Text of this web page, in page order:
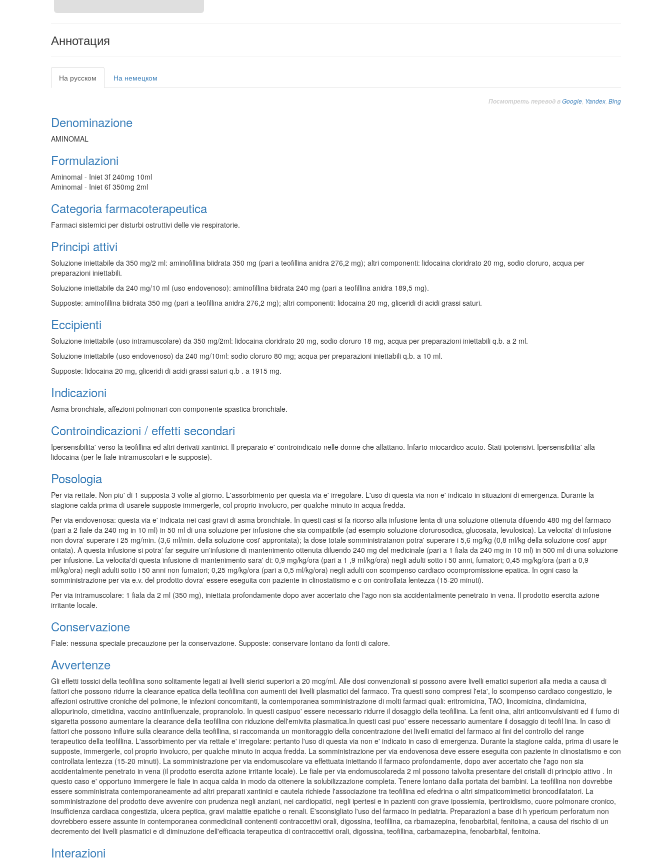
Аннотация
На русском На немецком
Посмотреть перевод вGoogle Yandex Bing
Denominazione
AMINOMAL
Formulazioni
Aminomal - Iniet 3f 240mg 10ml
Aminomal - Iniet 6f 350mg 2ml
Categoria farmacoterapeutica
Farmaci sistemici per disturbi ostruttivi delle vie respiratorie.
Principi attivi
Soluzione iniettabile da 350 mg/2 ml: aminofillina biidrata 350 mg (pari a teofillina anidra 276,2 mg); altri componenti: lidocaina cloridrato 20 mg, sodio cloruro, acqua per
preparazioni iniettabili.
Soluzione iniettabile da 240 mg/10 ml (uso endovenoso): aminofillina biidrata 240 mg (pari a teofillina anidra 189,5 mg).
Supposte: aminofillina biidrata 350 mg (pari a teofillina anidra 276,2 mg); altri componenti: lidocaina 20 mg, gliceridi di acidi grassi saturi.
Eccipienti
Soluzione iniettabile (uso intramuscolare) da 350 mg/2ml: lidocaina cloridrato 20 mg, sodio cloruro 18 mg, acqua per preparazioni iniettabili q.b. a 2 ml.
Soluzione iniettabile (uso endovenoso) da 240 mg/10ml: sodio cloruro 80 mg; acqua per preparazioni iniettabili q.b. a 10 ml.
Supposte: lidocaina 20 mg, gliceridi di acidi grassi saturi q.b . a 1915 mg.
Indicazioni
Asma bronchiale, affezioni polmonari con componente spastica bronchiale.
Controindicazioni / effetti secondari
Ipersensibilita' verso la teofillina ed altri derivati xantinici. Il preparato e' controindicato nelle donne che allattano. Infarto miocardico acuto. Stati ipotensivi. Ipersensibilita' alla
lidocaina (per le fiale intramuscolari e le supposte).
Posologia
Per via rettale. Non piu' di 1 supposta 3 volte al giorno. L'assorbimento per questa via e' irregolare. L'uso di questa via non e' indicato in situazioni di emergenza. Durante la
stagione calda prima di usarele supposte immergerle, col proprio involucro, per qualche minuto in acqua fredda.
Per via endovenosa: questa via e' indicata nei casi gravi di asma bronchiale. In questi casi si fa ricorso alla infusione lenta di una soluzione ottenuta diluendo 480 mg del farmaco
(pari a 2 fiale da 240 mg in 10 ml) in 50 ml di una soluzione per infusione che sia compatibile (ad esempio soluzione clorurosodica, glucosata, levulosica). La velocita' di infusione
non dovra' superare i 25 mg/min. (3,6 ml/min. della soluzione cosi' approntata); la dose totale somministratanon potra' superare i 5,6 mg/kg (0,8 ml/kg della soluzione cosi' appr
ontata). A questa infusione si potra' far seguire un'infusione di mantenimento ottenuta diluendo 240 mg del medicinale (pari a 1 fiala da 240 mg in 10 ml) in 500 ml di una soluzione
per infusione. La velocita'di questa infusione di mantenimento sara' di: 0,9 mg/kg/ora (pari a 1 ,9 ml/kg/ora) negli adulti sotto i 50 anni, fumatori; 0,45 mg/kg/ora (pari a 0,9
ml/kg/ora) negli adulti sotto i 50 anni non fumatori; 0,25 mg/kg/ora (pari a 0,5 ml/kg/ora) negli adulti con scompenso cardiaco ocompromissione epatica. In ogni caso la
somministrazione per via e.v. del prodotto dovra' essere eseguita con paziente in clinostatismo e c on controllata lentezza (15-20 minuti).
Per via intramuscolare: 1 fiala da 2 ml (350 mg), iniettata profondamente dopo aver accertato che l'ago non sia accidentalmente penetrato in vena. Il prodotto esercita azione
irritante locale.
Conservazione
Fiale: nessuna speciale precauzione per la conservazione. Supposte: conservare lontano da fonti di calore.
Avvertenze
Gli effetti tossici della teofillina sono solitamente legati ai livelli sierici superiori a 20 mcg/ml. Alle dosi convenzionali si possono avere livelli ematici superiori alla media a causa di
fattori che possono ridurre la clearance epatica della teofillina con aumenti dei livelli plasmatici del farmaco. Tra questi sono compresi l'eta', lo scompenso cardiaco congestizio, le
affezioni ostruttive croniche del polmone, le infezioni concomitanti, la contemporanea somministrazione di molti farmaci quali: eritromicina, TAO, lincomicina, clindamicina,
allopurinolo, cimetidina, vaccino antiinfluenzale, propranololo. In questi casipuo' essere necessario ridurre il dosaggio della teofillina. La fenit oina, altri anticonvulsivanti ed il fumo di
sigaretta possono aumentare la clearance della teofillina con riduzione dell'emivita plasmatica.In questi casi puo' essere necessario aumentare il dosaggio di teofil lina. In caso di
fattori che possono influire sulla clearance della teofillina, si raccomanda un monitoraggio della concentrazione dei livelli ematici del farmaco ai fini del controllo del range
terapeutico della teofillina. L'assorbimento per via rettale e' irregolare: pertanto l'uso di questa via non e' indicato in caso di emergenza. Durante la stagione calda, prima di usare le
supposte, immergerle, col proprio involucro, per qualche minuto in acqua fredda. La somministrazione per via endovenosa deve essere eseguita con paziente in clinostatismo e con
controllata lentezza (15-20 minuti). La somministrazione per via endomuscolare va effettuata iniettando il farmaco profondamente, dopo aver accertato che l'ago non sia
accidentalmente penetrato in vena (il prodotto esercita azione irritante locale). Le fiale per via endomuscolareda 2 ml possono talvolta presentare dei cristalli di principio attivo . In
questo caso e' opportuno immergere le fiale in acqua calda in modo da ottenere la solubilizzazione completa. Tenere lontano dalla portata dei bambini. La teofillina non dovrebbe
essere somministrata contemporaneamente ad altri preparati xantinici e cautela richiede l'associazione tra teofillina ed efedrina o altri simpaticomimetici broncodilatatori. La
somministrazione del prodotto deve avvenire con prudenza negli anziani, nei cardiopatici, negli ipertesi e in pazienti con grave ipossiemia, ipertiroidismo, cuore polmonare cronico,
insufficienza cardiaca congestizia, ulcera peptica, gravi malattie epatiche o renali. E'sconsigliato l'uso del farmaco in pediatria. Preparazioni a base di h ypericum perforatum non
dovrebbero essere assunte in contemporanea conmedicinali contenenti contraccettivi orali, digossina, teofillina, ca rbamazepina, fenobarbital, fenitoina, a causa del rischio di un
decremento dei livelli plasmatici e di diminuzione dell'efficacia terapeutica di contraccettivi orali, digossina, teofillina, carbamazepina, fenobarbital, fenitoina.
Interazioni